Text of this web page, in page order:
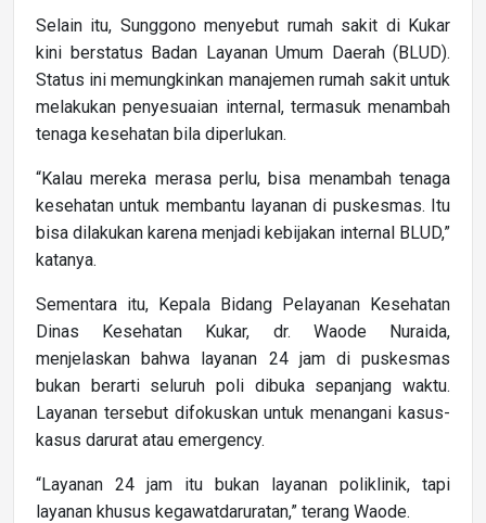
Selain itu, Sunggono menyebut rumah sakit di Kukar
kini berstatus Badan Layanan Umum Daerah (BLUD).
Status ini memungkinkan manajemen rumah sakit untuk
melakukan penyesuaian internal, termasuk menambah
tenaga kesehatan bila diperlukan.
“Kalau mereka merasa perlu, bisa menambah tenaga
kesehatan untuk membantu layanan di puskesmas. Itu
bisa dilakukan karena menjadi kebijakan internal BLUD,”
katanya.
Sementara itu, Kepala Bidang Pelayanan Kesehatan
Dinas Kesehatan Kukar, dr. Waode Nuraida,
menjelaskan bahwa layanan 24 jam di puskesmas
bukan berarti seluruh poli dibuka sepanjang waktu.
Layanan tersebut difokuskan untuk menangani kasus-
kasus darurat atau emergency.
“Layanan 24 jam itu bukan layanan poliklinik, tapi
layanan khusus kegawatdaruratan,” terang Waode.